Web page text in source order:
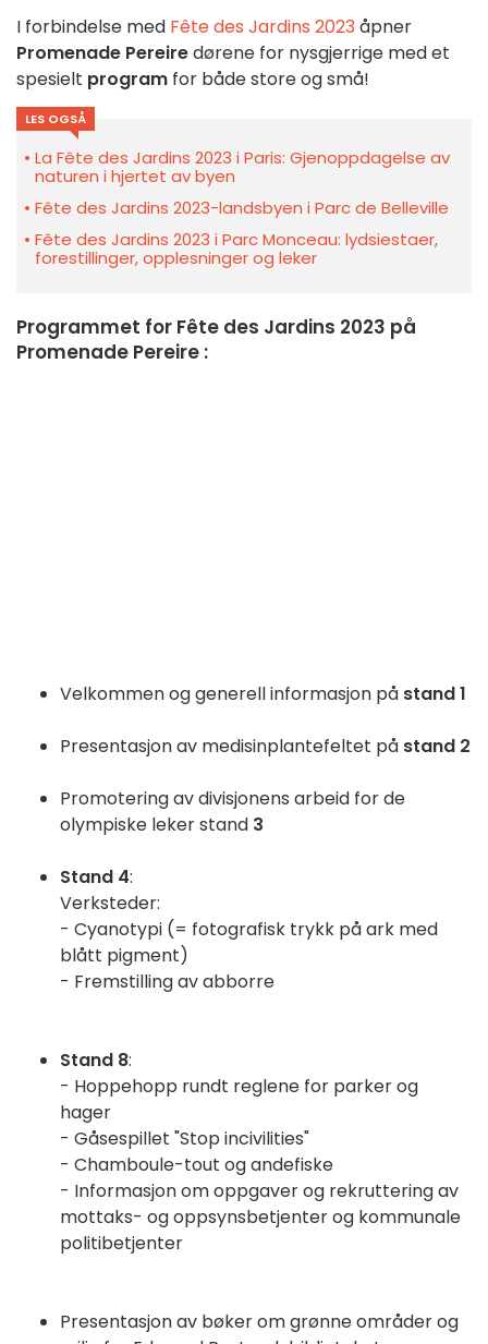
I forbindelse med Fête des Jardins 2023 åpner
Promenade Pereiredørene for nysgjerrige med et
spesielt program for både store og små!
LES OGSÅ
La Fête des Jardins 2023 i Paris: Gjenoppdagelse av
naturen i hjertet av byen
Fête des Jardins 2023-landsbyen i Parc de Belleville
Fête des Jardins 2023 i Parc Monceau: lydsiestaer,
forestillinger, opplesninger og leker
Programmet for Fête des Jardins 2023 på
Promenade Pereire :
Velkommen og generell informasjon på stand 1
Presentasjon av medisinplantefeltet på stand 2
Promotering av divisjonens arbeid for de
olympiske leker stand 3
Stand 4:
Verksteder:
- Cyanotypi (= fotografisk trykk på ark med
blått pigment)
- Fremstilling av abborre
Stand 8:
- Hoppehopp rundt reglene for parker og
hager
- Gåsespillet "Stop incivilities"
- Chamboule-tout og andefiske
- Informasjon om oppgaver og rekruttering av
mottaks- og oppsynsbetjenter og kommunale
politibetjenter
Presentasjon av bøker om grønne områder og